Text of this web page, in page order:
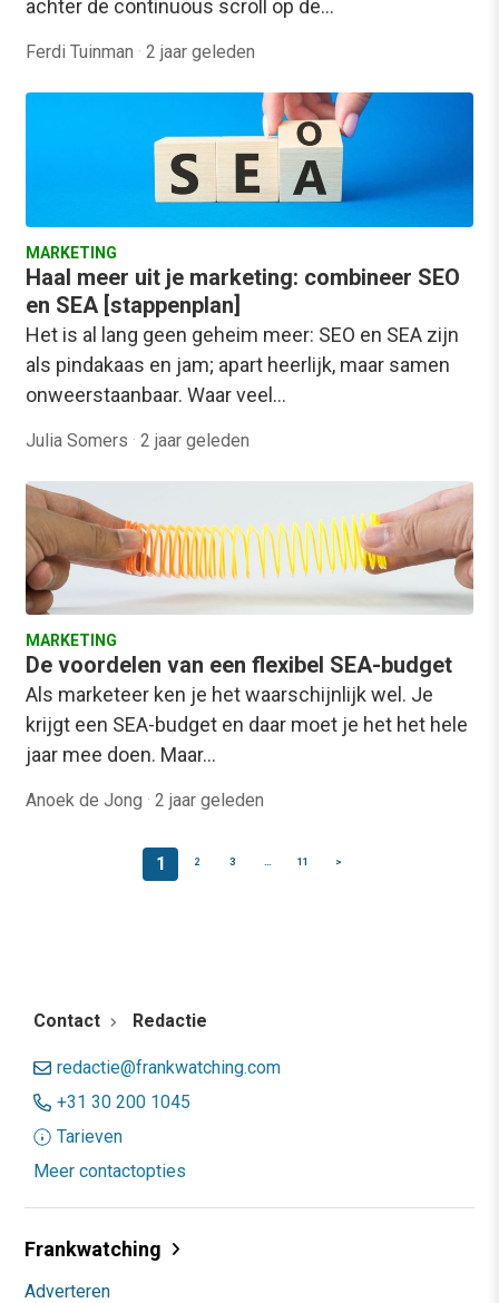
achter de continuous scroll op de…
Ferdi Tuinman · 2 jaar geleden
MARKETING
Haal meer uit je marketing: combineer SEO
en SEA [stappenplan]
Het is al lang geen geheim meer: SEO en SEA zijn
als pindakaas en jam; apart heerlijk, maar samen
onweerstaanbaar. Waar veel…
Julia Somers · 2 jaar geleden
MARKETING
De voordelen van een flexibel SEA-budget
Als marketeer ken je het waarschijnlijk wel. Je
krijgt een SEA-budget en daar moet je het het hele
jaar mee doen. Maar…
Anoek de Jong · 2 jaar geleden
1 2 3 11 >
Contact Redactie
redactie@frankwatching.com
+31 30 200 1045
Tarieven
Meer contactopties
Frankwatching
Adverteren